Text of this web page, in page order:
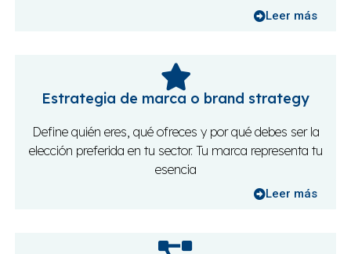
Leer más
Estrategia de marca o brand strategy
Define quién eres, qué ofreces y por qué debes ser la
elección preferida en tu sector. Tu marca representa tu
esencia
Leer más